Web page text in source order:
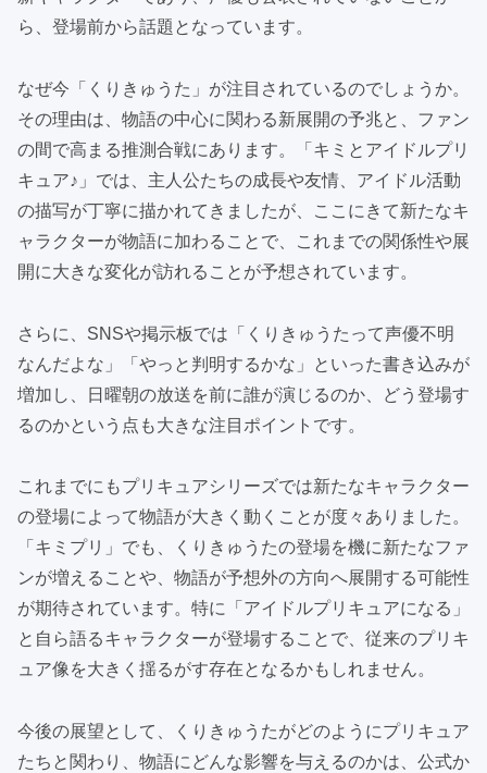
ら、登場前から話題となっています。
なぜ今「くりきゅうた」が注目されているのでしょうか。
その理由は、物語の中心に関わる新展開の予兆と、ファン
の間で高まる推測合戦にあります。「キミとアイドルプリ
キュア♪」では、主人公たちの成長や友情、アイドル活動
の描写が丁寧に描かれてきましたが、ここにきて新たなキ
ャラクターが物語に加わることで、これまでの関係性や展
開に大きな変化が訪れることが予想されています。
さらに、SNSや掲示板では「くりきゅうたって声優不明
なんだよな」「やっと判明するかな」といった書き込みが
増加し、日曜朝の放送を前に誰が演じるのか、どう登場す
るのかという点も大きな注目ポイントです。
これまでにもプリキュアシリーズでは新たなキャラクター
の登場によって物語が大きく動くことが度々ありました。
「キミプリ」でも、くりきゅうたの登場を機に新たなファ
ンが増えることや、物語が予想外の方向へ展開する可能性
が期待されています。特に「アイドルプリキュアになる」
と自ら語るキャラクターが登場することで、従来のプリキ
ュア像を大きく揺るがす存在となるかもしれません。
今後の展望として、くりきゅうたがどのようにプリキュア
たちと関わり、物語にどんな影響を与えるのかは、公式か